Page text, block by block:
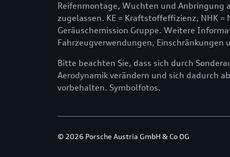
Reifenmontage, Wuchten und Anbringung
zugelassen. KE = Kraftstoffeffizienz, NHK =
Geräuschemission Gruppe. Weitere
Fahrzeugverwendungen,
Bitte beachten Sie, dass sich durch
Aerodynamik verändern und sich dadurch
vorbehalten. Symbolfotos.
© 2026 Porsche Austria GmbH & Co OG